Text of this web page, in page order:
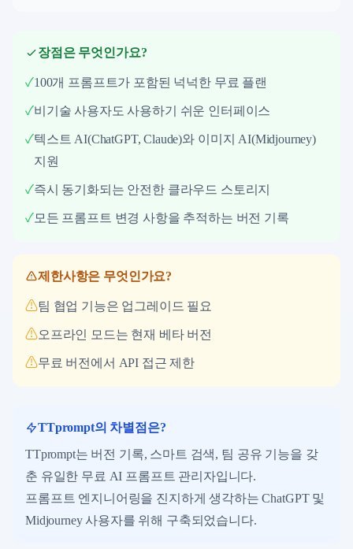
장점은 무엇인가요?
✓100개 프롬프트가 포함된 넉넉한 무료 플랜
✓비기술 사용자도 사용하기 쉬운 인터페이스
✓텍스트 AI(ChatGPT, Claude)와 이미지 AI(Midjourney)
지원
✓즉시 동기화되는 안전한 클라우드 스토리지
✓모든 프롬프트 변경 사항을 추적하는 버전 기록
제한사항은 무엇인가요?
⚠팀 협업 기능은 업그레이드 필요
⚠오프라인 모드는 현재 베타 버전
⚠무료 버전에서 API 접근 제한
TTprompt의 차별점은?
TTprompt는 버전 기록, 스마트 검색, 팀 공유 기능을 갖
춘 유일한 무료 AI 프롬프트 관리자입니다.
프롬프트 엔지니어링을 진지하게 생각하는 ChatGPT 및
Midjourney 사용자를 위해 구축되었습니다.